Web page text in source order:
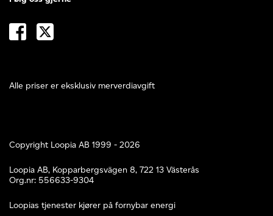
Alle priser er eksklusiv merverdiavgift
Copyright Loopia AB 1999 - 2026
Loopia AB, Kopparbergsvägen 8, 722 13 Västerås
Org.nr: 556633-9304
Loopias tjenester kjører på fornybar energi